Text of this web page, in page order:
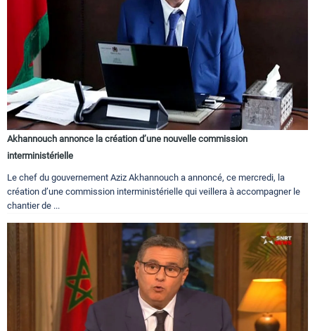
Akhannouch annonce la création d’une nouvelle commission
interministérielle
Le chef du gouvernement Aziz Akhannouch a annoncé, ce mercredi, la
création d’une commission interministérielle qui veillera à accompagner le
chantier de ...